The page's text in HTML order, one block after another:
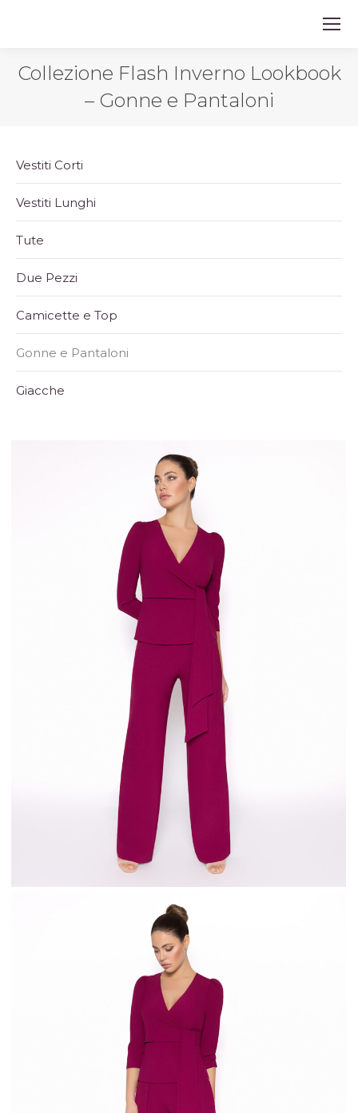
Collezione Flash Inverno Lookbook
– Gonne e Pantaloni
Vestiti Corti
Vestiti Lunghi
Tute
Due Pezzi
Camicette e Top
Gonne e Pantaloni
Giacche